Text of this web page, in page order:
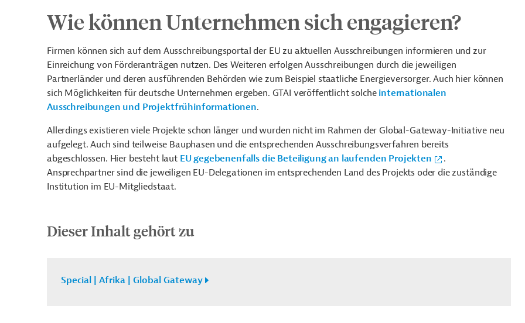
Wie können Unternehmen sich engagieren?
Firmen können sich auf dem Ausschreibungsportal der EU zu aktuellen Ausschreibungen informieren und zur
Einreichung von Förderanträgen nutzen. Des Weiteren erfolgen Ausschreibungen durch die jeweiligen
Partnerländer und deren ausführenden Behörden wie zum Beispiel staatliche Energieversorger. Auch hier können
sich Möglichkeiten für deutsche Unternehmen ergeben. GTAI veröffentlicht solche internationalen
Ausschreibungen und Projektfrühinformationen.
Allerdings existieren viele Projekte schon länger und wurden nicht im Rahmen der Global-Gateway-Initiative neu
aufgelegt. Auch sind teilweise Bauphasen und die entsprechenden Ausschreibungsverfahren bereits
abgeschlossen. Hier besteht laut EU gegebenenfalls die Beteiligung an laufenden Projekten
.
Ansprechpartner sind die jeweiligen EU-Delegationen im entsprechenden Land des Projekts oder die zuständige
Institution im EU-Mitgliedstaat.
Dieser Inhalt gehört zu
Special | Afrika | Global Gateway